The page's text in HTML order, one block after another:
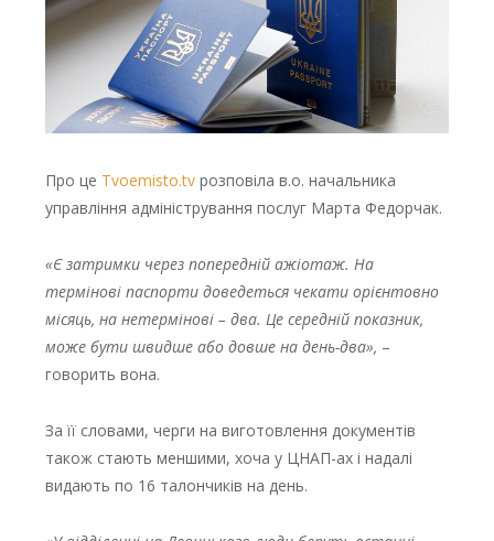
Про це Tvoemisto.tvрозповіла в.о. начальника
управління адміністрування послуг Марта Федорчак.
«Є затримки через попередній ажіотаж. На
термінові паспорти доведеться чекати орієнтовно
місяць, на нетермінові – два. Це середній показник,
може бути швидше або довше на день-два», –
говорить вона.
За її словами, черги на виготовлення документів
також стають меншими, хоча у ЦНАП-ах і надалі
видають по 16 талончиків на день.